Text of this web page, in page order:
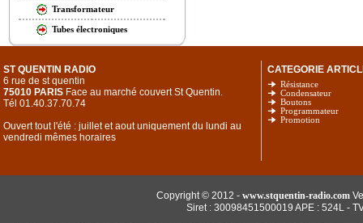
Transformateur
Tubes électroniques
ST QUENTIN RADIO
6 rue de st quentin
75010 PARIS Face au marché couvert St Quentin.
Tél 01.40.37.70.74
Ouvert tout l'été : juillet et aout uniquement du lundi au
vendredi mêmes horaires
CATEGORIE
Résistance
Condensateur
Boutons
Programmateur
Promotion
Copyright © 2012 - www.stquentin-radio.com
Siret : 30098451500019 APE : 524L -